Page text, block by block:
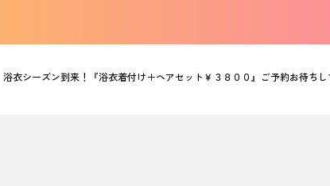
浴衣シーズン到来！『浴衣着付け＋ヘアセット￥３８００』ご予約お待ち